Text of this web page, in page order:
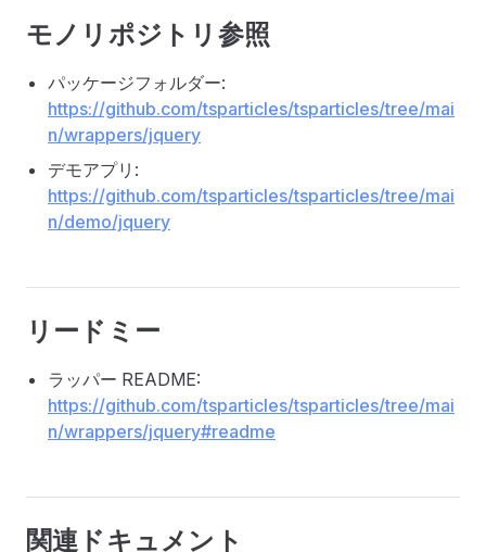
モノリポジトリ参照
パッケージフォルダー:
https://github.com/tsparticles/tsparticles/tree/mai
n/wrappers/jquery
デモアプリ:
https://github.com/tsparticles/tsparticles/tree/mai
n/demo/jquery
リードミー
ラッパー README:
https://github.com/tsparticles/tsparticles/tree/mai
n/wrappers/jquery#readme
関連ドキュメント